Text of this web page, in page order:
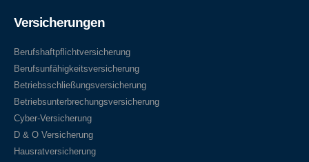
Versicherungen
Berufshaftpflichtversicherung
Berufsunfähigkeitsversicherung
Betriebsschließungsversicherung
Betriebsunterbrechungsversicherung
Cyber-Versicherung
D & O Versicherung
Hausratversicherung